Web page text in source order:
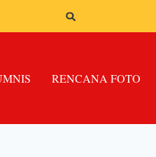
RENCANA FOTO